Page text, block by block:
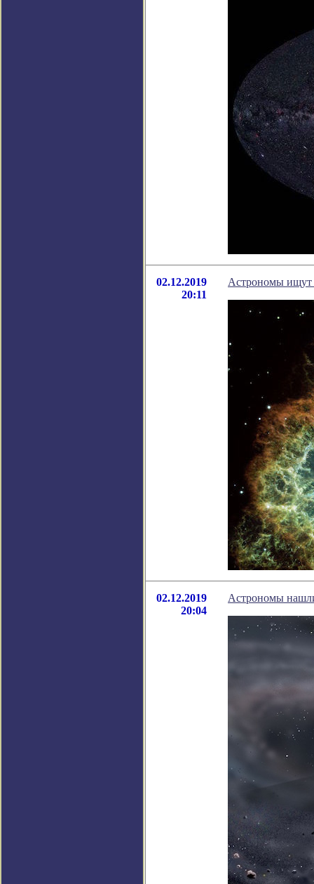
02.12.2019
20:11
Астрономы ищут
02.12.2019
20:04
Астрономы